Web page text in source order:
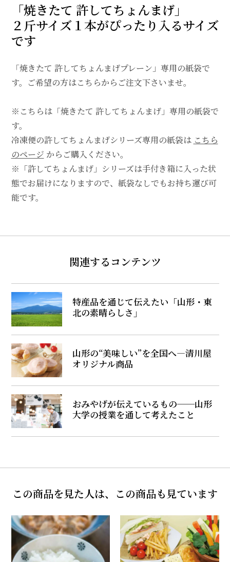
「焼きたて 許してちょんまげ」
２斤サイズ１本がぴったり入るサイズ
です
「焼きたて 許してちょんまげプレーン」専用の紙袋で
す。ご希望の方はこちらからご注文下さいませ。
※こちらは「焼きたて 許してちょんまげ」専用の紙袋で
す。
冷凍便の許してちょんまげシリーズ専用の紙袋は こちら
のページ からご購入ください。
※「許してちょんまげ」シリーズは手付き箱に入った状
態でお届けになりますので、紙袋なしでもお持ち運び可
能です。
関連するコンテンツ
特産品を通じて伝えたい「山形・東
北の素晴らしさ」
山形の“美味しい”を全国へ―清川屋
オリジナル商品
おみやげが伝えているもの──山形
大学の授業を通して考えたこと
この商品を見た人は、この商品も見ています